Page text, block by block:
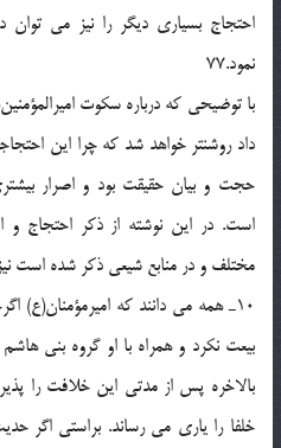
احتجاج بسيارى ديگر را نيز مى
نمود.77
با توضيحى كه درباره سكوت
داد روشنتر خواهد شد كه چرا اين
حجت و بيان حقيقت بود و اصرار
است. در اين نوشته از ذكر احتجاج
مختلف و در منابع شيعى ذكر شده است
10ـ همه مى دانند كه اميرمؤمنان(ع)
بيعت نكرد و همراه با او گروه بنى
بالاخره پس از مدتى اين خلافت را
خلفا را يارى مى رساند. براستى اگر